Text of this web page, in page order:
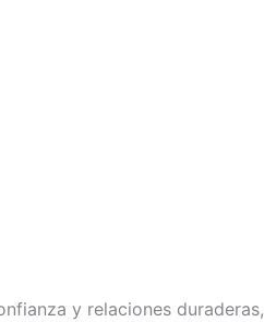
y relaciones duraderas,